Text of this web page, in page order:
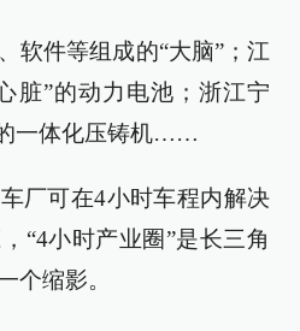
软件等组成的“大脑”；江
脏”的动力电池；浙江宁
一体化压铸机……
厂可在4小时车程内解决
“4小时产业圈”是长三角
个缩影。